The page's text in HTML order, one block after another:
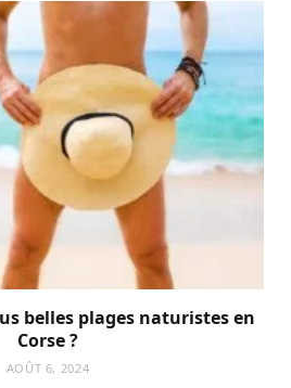
belles plages naturistes en
Corse ?
AOÛT 6, 2024